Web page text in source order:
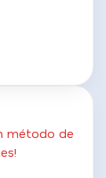
método de